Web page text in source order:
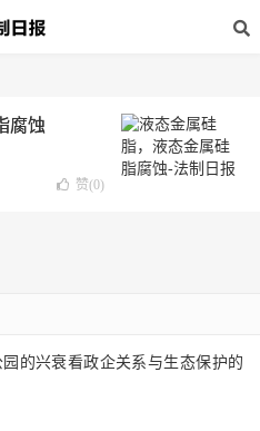
腐蚀
赞(0)
的兴衰看政企关系与生态保护的